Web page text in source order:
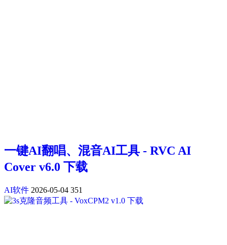
一键AI翻唱、混音AI工具 - RVC AI
Cover v6.0 下载
AI软件 2026-05-04 351